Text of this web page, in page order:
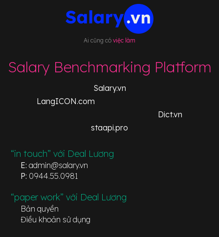
Ai cũng có việc làm
Salary Benchmarking Platform
Salary.vn
LangICON.com
Dict.vn
staapi.pro
“in touch” với Deal Lương
E: admin@salary.vn
P: 0944.55.0981
“paper work” với Deal Lương
Bản quyền
Điều khoản sử dụng